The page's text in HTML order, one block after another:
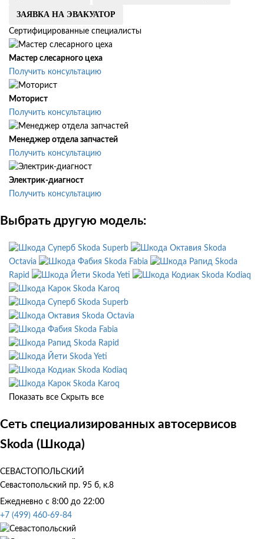
ЗАЯВКА НА ЭВАКУАТОР
Сертифицированные специалисты
Мастер слесарного цеха
Получить консультацию
Моторист
Получить консультацию
Менеджер отдела запчастей
Получить консультацию
Электрик-диагност
Получить консультацию
Выбрать другую модель:
Skoda Superb
Skoda
Octavia
Skoda Fabia
Skoda
Rapid
Skoda Yeti
Skoda Kodiaq
Skoda Karoq
Skoda Superb
Skoda Octavia
Skoda Fabia
Skoda Rapid
Skoda Yeti
Skoda Kodiaq
Skoda Karoq
Показать все Скрыть все
Сеть специализированных автосервисов
Skoda (Шкода)
СЕВАСТОПОЛЬСКИЙ
Севастопольский пр. 95 б, к.8
Ежедневно с 8:00 до 22:00
+7 (499) 460-69-84